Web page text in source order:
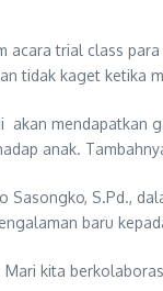
acara trial class
tidak kaget ketika
anak.
Sasongko, S.Pd.,
baru
kita